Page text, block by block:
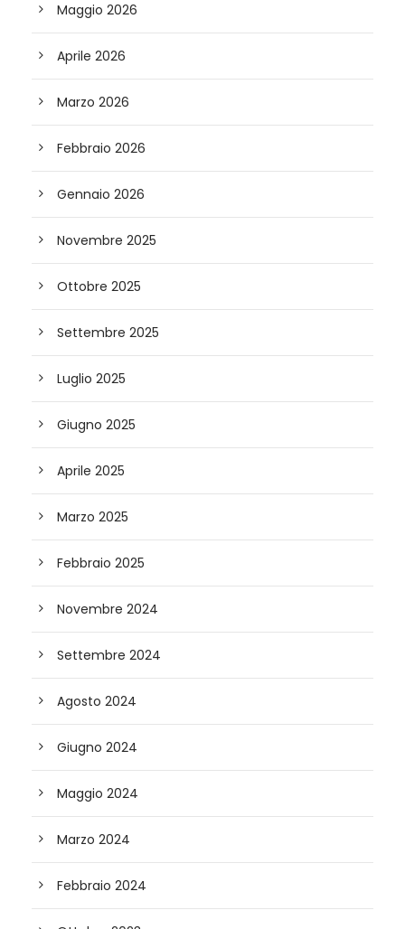
Maggio 2026
Aprile 2026
Marzo 2026
Febbraio 2026
Gennaio 2026
Novembre 2025
Ottobre 2025
Settembre 2025
Luglio 2025
Giugno 2025
Aprile 2025
Marzo 2025
Febbraio 2025
Novembre 2024
Settembre 2024
Agosto 2024
Giugno 2024
Maggio 2024
Marzo 2024
Febbraio 2024